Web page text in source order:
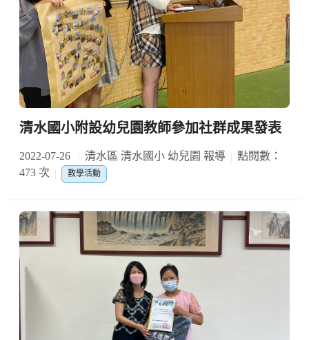
清水國小附設幼兒園教師參加社群成果發表
2022-07-26 清水區 清水國小 幼兒園 報導
點閱數：
473 次
教學活動